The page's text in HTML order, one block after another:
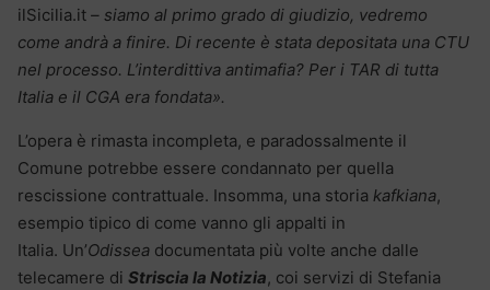
ilSicilia.it – siamo al primo grado di giudizio, vedremo
come andrà a finire. Di recente è stata depositata una CTU
nel processo. L’interdittiva antimafia? Per i TAR di tutta
Italia e il CGA era fondata».
L’opera è rimasta incompleta, e paradossalmente il
Comune potrebbe essere condannato per quella
rescissione contrattuale. Insomma, una storia kafkiana,
esempio tipico di come vanno gli appalti in
Italia. Un’Odissea documentata più volte anche dalle
telecamere di Striscia la Notizia, coi servizi di Stefania